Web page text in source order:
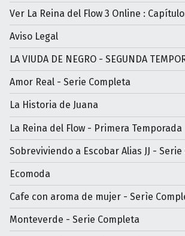
Ver La Reina del Flow 3 Online :
Aviso Legal
LA VIUDA DE NEGRO - SEGUNDA
Amor Real - Serie Completa
La Historia de Juana
La Reina del Flow - Primera Temporada
Sobreviviendo a Escobar Alias JJ - Serie
Ecomoda
Cafe con aroma de mujer - Serìe
Monteverde - Serie Completa